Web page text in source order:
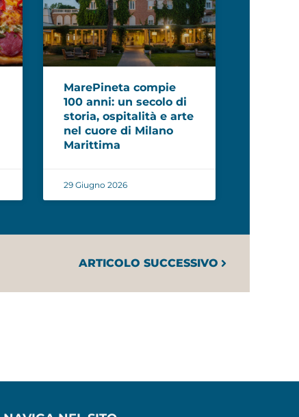
MarePineta compie
100 anni: un secolo di
storia, ospitalità e arte
nel cuore di Milano
Marittima
29 Giugno 2026
ARTICOLO SUCCESSIVO